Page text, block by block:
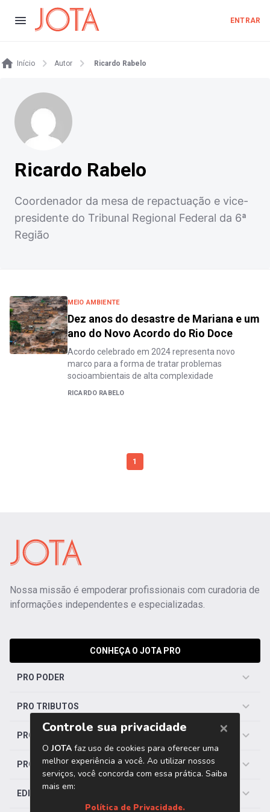
ENTRAR
Início Autor Ricardo Rabelo
Ricardo Rabelo
Coordenador da mesa de repactuação e vice-
presidente do Tribunal Regional Federal da 6ª
Região
MEIO AMBIENTE
Dez anos do desastre de Mariana e um
ano do Novo Acordo do Rio Doce
Acordo celebrado em 2024 representa novo
marco para a forma de tratar problemas
socioambientais de alta complexidade
RICARDO RABELO
1
Nossa missão é empoderar profissionais com curadoria de
informações independentes e especializadas.
CONHEÇA O JOTA PRO
PRO PODER
PRO TRIBUTOS
PRO TRABALHISTA
PRO SAÚDE
EDITORIAS